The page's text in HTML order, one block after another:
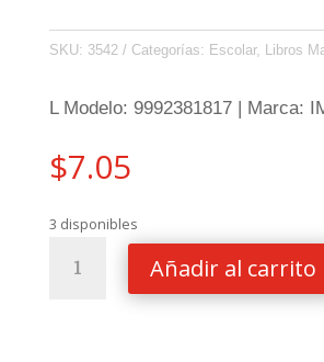
SKU: 3542 Categorías: Escolar, Libros
L Modelo: 9992381817 | Marca:
$7.05
3 disponibles
Lectura
Añadir al carrito